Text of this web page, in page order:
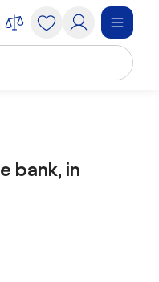
bank, in